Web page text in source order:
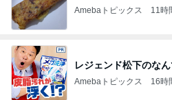
Amebaトピックス 11時
レジェンド松下のな
Amebaトピックス 16時